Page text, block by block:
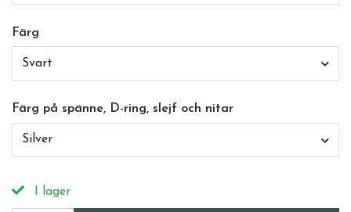
Färg
Svart
Färg på spänne, D-ring, slejf och nitar
Silver
I lager